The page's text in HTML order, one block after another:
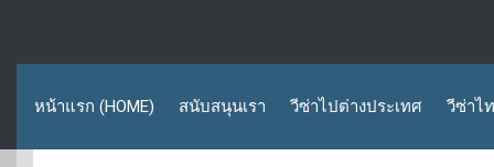
หน้าแรก (HOME) สนับสนุนเรา วีซ่าไปต่างประเทศ วีซ่าไ